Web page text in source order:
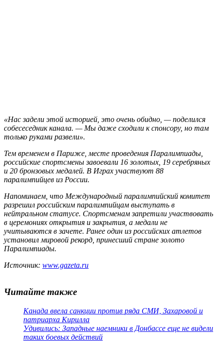
«Нас задели этой историей, это очень обидно, — поделился
собесеседник канала. — Мы даже сходили к спонсору, но там
только руками развели».
Тем временем в Париже, месте проведения Паралимпиады,
российские спортсмены завоевали 16 золотых, 19 серебряных
и 20 бронзовых медалей. В Играх участвуют 88
паралимпийцев из России.
Напоминаем, что Международный паралимпийский комитет
разрешил российским паралимпийцам выступать в
нейтральном статусе. Спортсменам запретили участвовать
в церемониях открытия и закрытия, а медали не
учитываются в зачете. Ранее один из российских атлетов
установил мировой рекорд, принесший стране золото
Паралимпиады.
Источник: www.gazeta.ru
Читайте также
Канада ввела санкции против ряда СМИ, Захаровой и
патриарха Кирилла
Удивились: Западные наемники в Донбассе еще не видели
таких боевых действий